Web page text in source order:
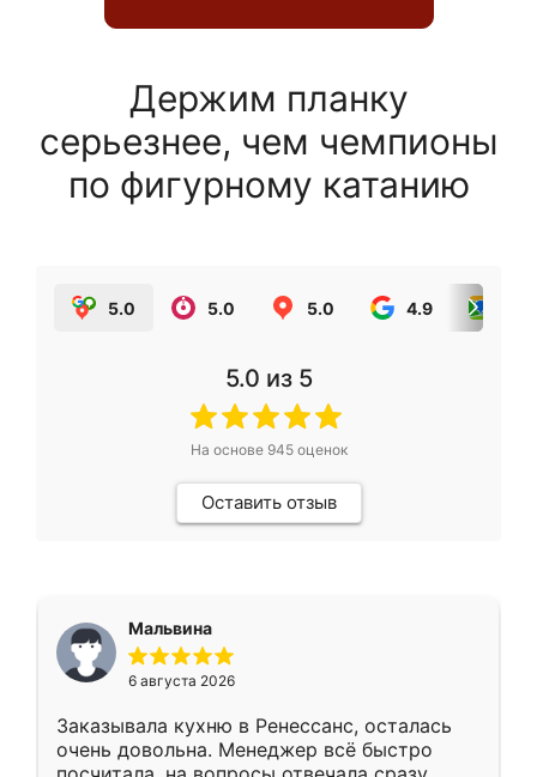
Держим планку
серьезнее, чем чемпионы
по фигурному катанию
5.0 5.0 5.0 4.9
5.0 из 5
На основе 945оценок
Оставить отзыв
Мальвина
6 августа 2026
Заказывала кухню в Ренессанс, осталась
очень довольна. Менеджер всё быстро